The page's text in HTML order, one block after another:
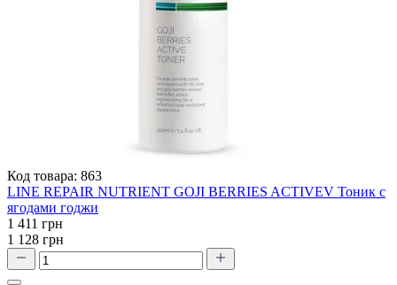
Код товара: 863
LINE REPAIR NUTRIENT GOJI BERRIES ACTIVEV Тоник с
ягодами годжи
1 411 грн
1 128 грн